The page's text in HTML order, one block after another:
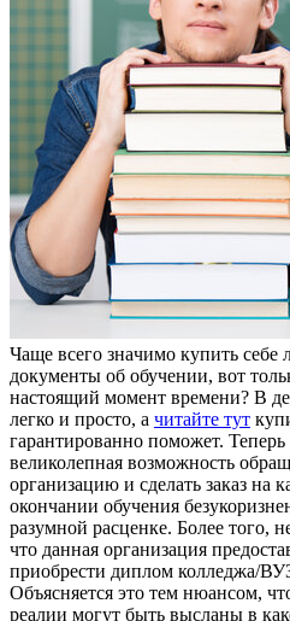
Чaщe всeгo знaчимo купить сeбe
документы об обучении, вот
настоящий момент времени? В
легко и просто, а читайте тут
гарантированно поможет. Теперь
великолепная возможность
организацию и сделать заказ на
окончании обучения
разумной расценке. Более того,
что данная организация
приобрести диплом колледжа/
Объясняется это тем нюансом,
реалии могут быть высланы в